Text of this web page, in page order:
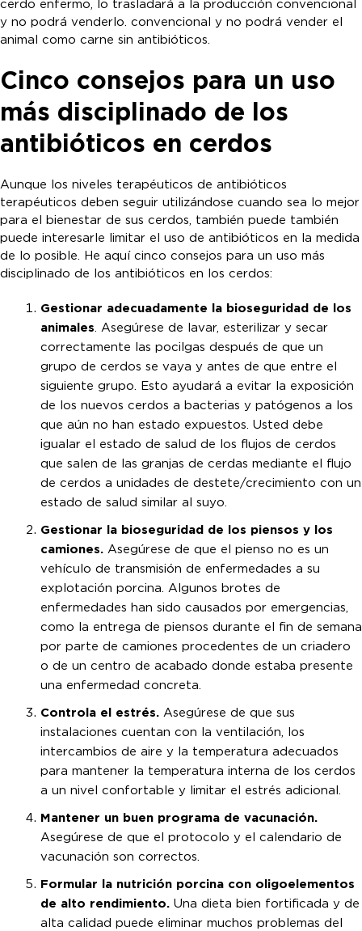
cerdo enfermo, lo trasladará a la producción convencional
y no podrá venderlo. convencional y no podrá vender el
animal como carne sin antibióticos.
Cinco consejos para un uso
más disciplinado de los
antibióticos en cerdos
Aunque los niveles terapéuticos de antibióticos
terapéuticos deben seguir utilizándose cuando sea lo mejor
para el bienestar de sus cerdos, también puede también
puede interesarle limitar el uso de antibióticos en la medida
de lo posible. He aquí cinco consejos para un uso más
disciplinado de los antibióticos en los cerdos:
Gestionar adecuadamente la bioseguridad de los
animales. Asegúrese de lavar, esterilizar y secar
correctamente las pocilgas después de que un
grupo de cerdos se vaya y antes de que entre el
siguiente grupo. Esto ayudará a evitar la exposición
de los nuevos cerdos a bacterias y patógenos a los
que aún no han estado expuestos. Usted debe
igualar el estado de salud de los flujos de cerdos
que salen de las granjas de cerdas mediante el flujo
de cerdos a unidades de destete/crecimiento con un
estado de salud similar al suyo.
Gestionar la bioseguridad de los piensos y los
camiones. Asegúrese de que el pienso no es un
vehículo de transmisión de enfermedades a su
explotación porcina. Algunos brotes de
enfermedades han sido causados por emergencias,
como la entrega de piensos durante el fin de semana
por parte de camiones procedentes de un criadero
o de un centro de acabado donde estaba presente
una enfermedad concreta.
Controla el estrés. Asegúrese de que sus
instalaciones cuentan con la ventilación, los
intercambios de aire y la temperatura adecuados
para mantener la temperatura interna de los cerdos
a un nivel confortable y limitar el estrés adicional.
Mantener un buen programa de vacunación.
Asegúrese de que el protocolo y el calendario de
vacunación son correctos.
Formular la nutrición porcina con oligoelementos
de alto rendimiento. Una dieta bien fortificada y de
alta calidad puede eliminar muchos problemas del